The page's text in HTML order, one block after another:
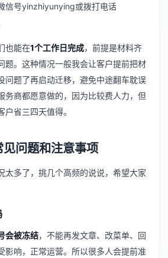
信号yinzhiyunying或拨打电话
也能在1个工作日完成，前提是材料齐
题。这种情况一般我会让客户提前把材
问题了再启动迁移，避免中途翻车耽误
务商都愿意做的，因为比较费人力，但
省三四天值得。
问题和注意事项
太多了，挑几个高频的说说，希望大家
会被冻结，不能再发文章、改菜单、回
影响，正常运营。所以很多人会提前准